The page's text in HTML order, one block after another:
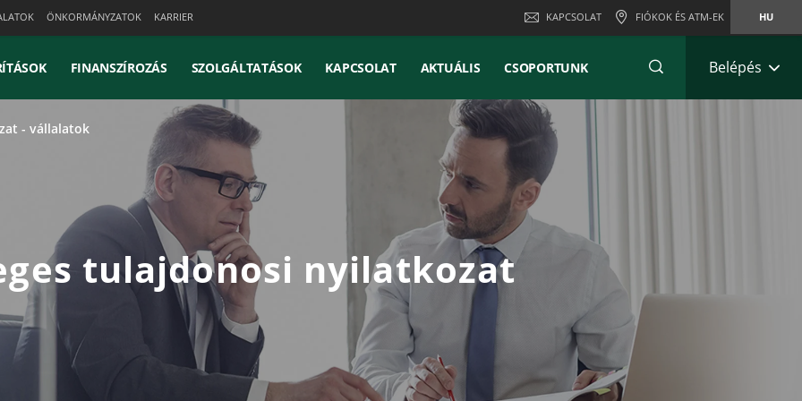
ÖNKORMÁNYZATOK KARRIER KAPCSOLAT FIÓKOK ÉS ATM-EK HU
FINANSZÍROZÁS SZOLGÁLTATÁSOK KAPCSOLAT AKTUÁLIS CSOPORTUNK Belépés
- vállalatok
tulajdonosi nyilatkozat